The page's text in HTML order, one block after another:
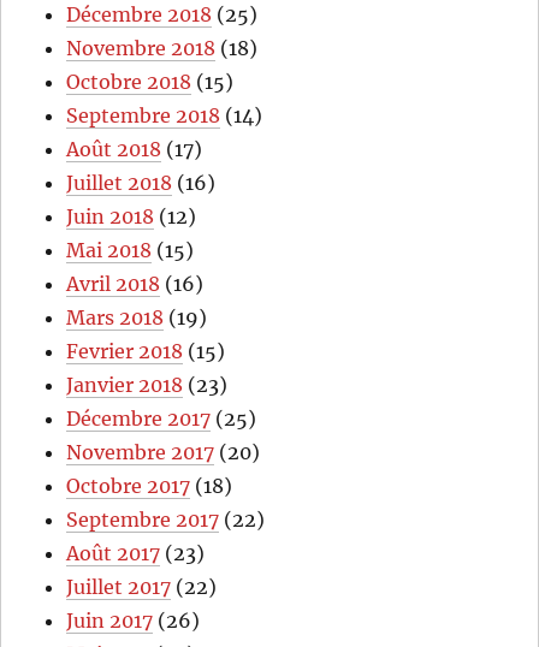
Décembre 2018 (25)
Novembre 2018 (18)
Octobre 2018 (15)
Septembre 2018 (14)
Août 2018 (17)
Juillet 2018 (16)
Juin 2018 (12)
Mai 2018 (15)
Avril 2018 (16)
Mars 2018 (19)
Fevrier 2018 (15)
Janvier 2018 (23)
Décembre 2017 (25)
Novembre 2017 (20)
Octobre 2017 (18)
Septembre 2017 (22)
Août 2017 (23)
Juillet 2017 (22)
Juin 2017 (26)